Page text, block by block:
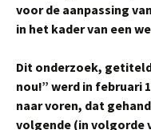
voor de aanpassing
in het kader van een
Dit onderzoek,
nou!” werd in februari
naar voren, dat
volgende (in volgorde